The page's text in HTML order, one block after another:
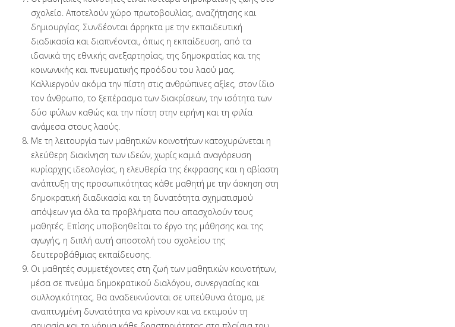
σχολείο. Αποτελούν χώρο πρωτοβουλίας, αναζήτησης και
δημιουργίας. Συνδέονται άρρηκτα με την εκπαιδευτική
διαδικασία και διαπνέονται, όπως η εκπαίδευση, από τα
ιδανικά της εθνικής ανεξαρτησίας, της δημοκρατίας και της
κοινωνικής και πνευματικής προόδου του λαού μας.
Καλλιεργούν ακόμα την πίστη στις ανθρώπινες αξίες, στον ίδιο
τον άνθρωπο, το ξεπέρασμα των διακρίσεων, την ισότητα των
δύο φύλων καθώς και την πίστη στην ειρήνη και τη φιλία
ανάμεσα στους λαούς.
Με τη λειτουργία των μαθητικών κοινοτήτων κατοχυρώνεται η
ελεύθερη διακίνηση των ιδεών, χωρίς καμιά αναγόρευση
κυρίαρχης ιδεολογίας, η ελευθερία της έκφρασης και η αβίαστη
ανάπτυξη της προσωπικότητας κάθε μαθητή με την άσκηση στη
δημοκρατική διαδικασία και τη δυνατότητα σχηματισμού
απόψεων για όλα τα προβλήματα που απασχολούν τους
μαθητές. Επίσης υποβοηθείται το έργο της μάθησης και της
αγωγής, η διπλή αυτή αποστολή του σχολείου της
δευτεροβάθμιας εκπαίδευσης.
Οι μαθητές συμμετέχοντες στη ζωή των μαθητικών κοινοτήτων,
μέσα σε πνεύμα δημοκρατικού διαλόγου, συνεργασίας και
συλλογικότητας, θα αναδεικνύονται σε υπεύθυνα άτομα, με
αναπτυγμένη δυνατότητα να κρίνουν και να εκτιμούν τη